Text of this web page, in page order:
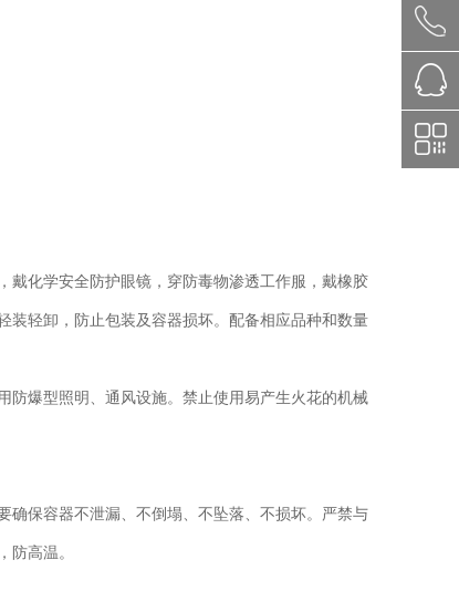
戴化学安全防护眼镜，穿防毒物渗透工作服，戴橡胶
装轻卸，防止包装及容器损坏。配备相应品种和数量
防爆型照明、通风设施。禁止使用易产生火花的机械
确保容器不泄漏、不倒塌、不坠落、不损坏。严禁与
防高温。